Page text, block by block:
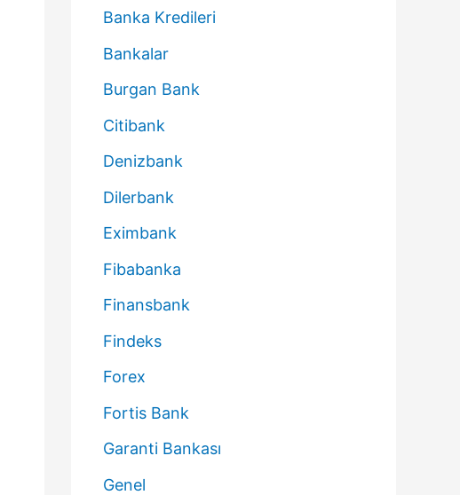
Banka Kredileri
Bankalar
Burgan Bank
Citibank
Denizbank
Dilerbank
Eximbank
Fibabanka
Finansbank
Findeks
Forex
Fortis Bank
Garanti Bankası
Genel